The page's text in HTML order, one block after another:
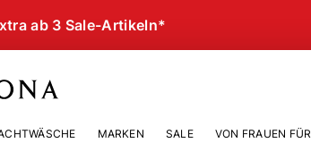
ab 3 Sale-Artikeln*
MARKEN SALE VON FRAUEN